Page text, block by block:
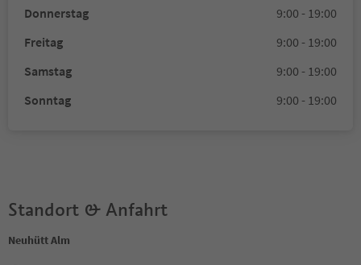
Donnerstag
9:00 - 19:00
Freitag
9:00 - 19:00
Samstag
9:00 - 19:00
Sonntag
9:00 - 19:00
Standort & Anfahrt
Neuhütt Alm